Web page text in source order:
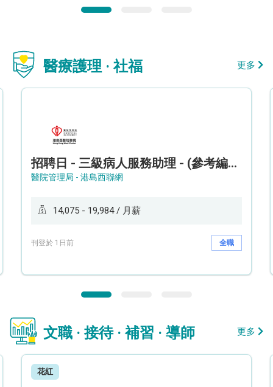
醫療護理 · 社福 更多
招聘日 - 三級病人服務助理 - (參考編號: HKWCS260107)
醫院管理局 - 港島西聯網
14,075 - 19,984 / 月薪
刊登於 1日前 全職
文職 · 接待 · 補習 · 導師 更多
花紅